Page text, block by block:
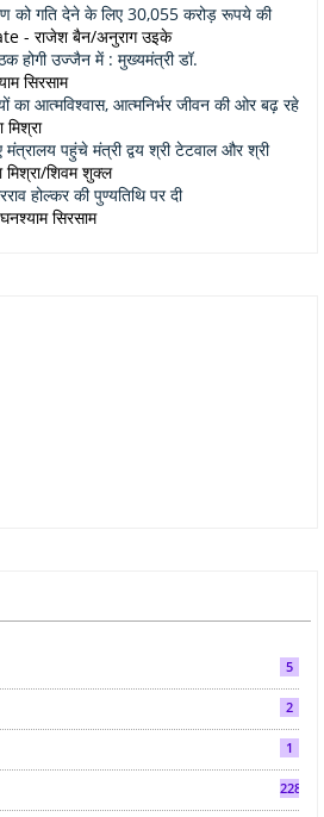
को गति देने के लिए 30,055 करोड़ रूपये की
- राजेश बैन/अनुराग उइके
होगी उज्जैन में : मुख्यमंत्री डॉ.
सिरसाम
का आत्मविश्वास, आत्मनिर्भर जीवन की ओर बढ़ रहे
मिश्रा
पहुंचे मंत्री द्वय श्री टेटवाल और श्री
मिश्रा/शिवम शुक्ल
होल्कर की पुण्यतिथि पर दी
सिरसाम
5
2
1
2286